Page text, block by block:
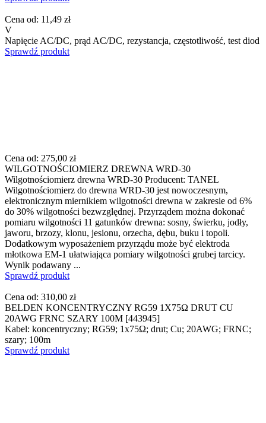
Cena od: 11,49 zł
V
Napięcie AC/DC, prąd AC/DC, rezystancja, częstotliwość, test diod
Sprawdź produkt
Cena od: 275,00 zł
WILGOTNOŚCIOMIERZ DREWNA WRD-30
Wilgotnościomierz drewna WRD-30 Producent: TANEL
Wilgotnościomierz do drewna WRD-30 jest nowoczesnym,
elektronicznym miernikiem wilgotności drewna w zakresie od 6%
do 30% wilgotności bezwzględnej. Przyrządem można dokonać
pomiaru wilgotności 11 gatunków drewna: sosny, świerku, jodły,
jaworu, brzozy, klonu, jesionu, orzecha, dębu, buku i topoli.
Dodatkowym wyposażeniem przyrządu może być elektroda
młotkowa EM-1 ułatwiająca pomiary wilgotności grubej tarcicy.
Wynik podawany ...
Sprawdź produkt
Cena od: 310,00 zł
BELDEN KONCENTRYCZNY RG59 1X75Ω DRUT CU
20AWG FRNC SZARY 100M [443945]
Kabel: koncentryczny; RG59; 1x75Ω; drut; Cu; 20AWG; FRNC;
szary; 100m
Sprawdź produkt